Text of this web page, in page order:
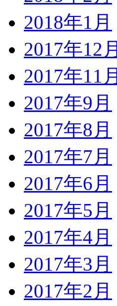
2018年1月
2017年12月
2017年11月
2017年9月
2017年8月
2017年7月
2017年6月
2017年5月
2017年4月
2017年3月
2017年2月